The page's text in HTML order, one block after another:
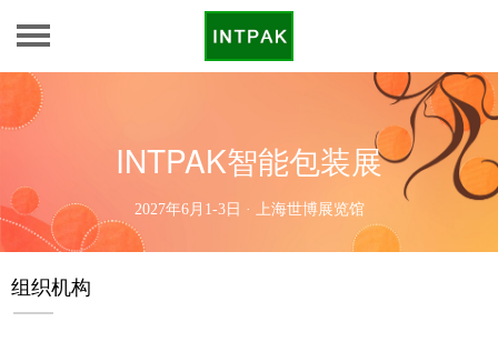
INTPAK智能包装展
2027年6月1-3日 · 上海世博展览馆
组织机构